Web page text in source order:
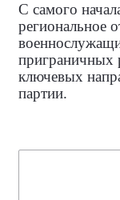
С самого
региональное
приграничных
ключевых
партии.